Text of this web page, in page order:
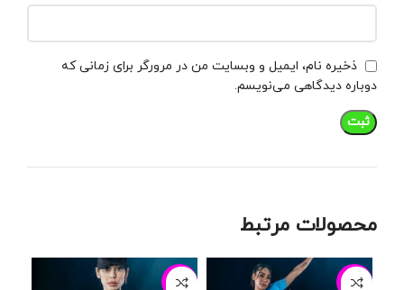
ذخیره نام، ایمیل و وبسایت من در مرورگر برای زمانی که
دوباره دیدگاهی می‌نویسم.
محصولات مرتبط
-20%
-13%